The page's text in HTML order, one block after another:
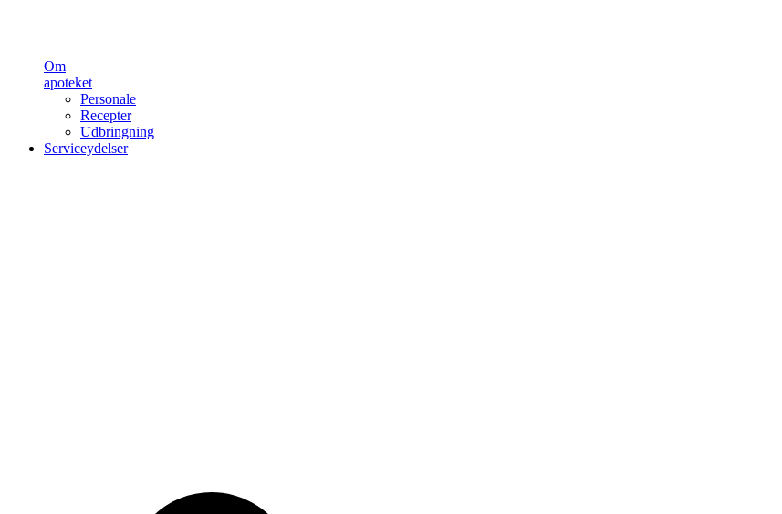
Om
apoteket
Personale
Recepter
Udbringning
Serviceydelser